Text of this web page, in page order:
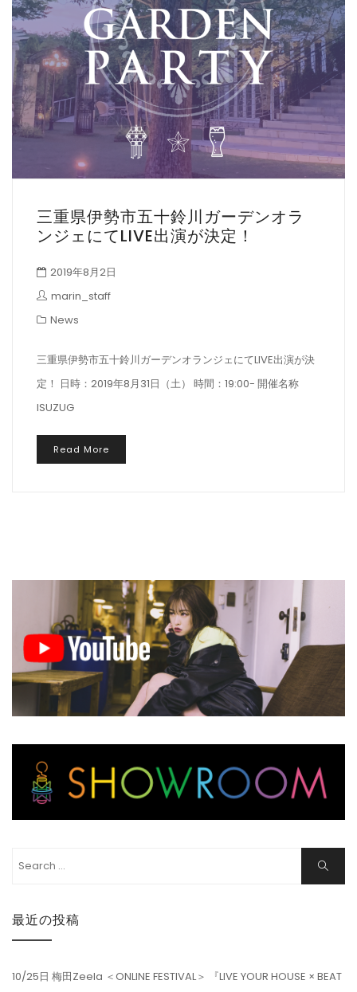
三重県伊勢市五十鈴川ガーデンオラ
ンジェにてLIVE出演が決定！
2019年8月2日
marin_staff
News
三重県伊勢市五十鈴川ガーデンオランジェにてLIVE出演が決
定！ 日時：2019年8月31日（土） 時間：19:00- 開催名称
ISUZUG
Read More
Search
Search
最近の投稿
10/25日 梅田Zeela ＜ONLINE FESTIVAL＞ 『LIVE YOUR HOUSE × BEAT